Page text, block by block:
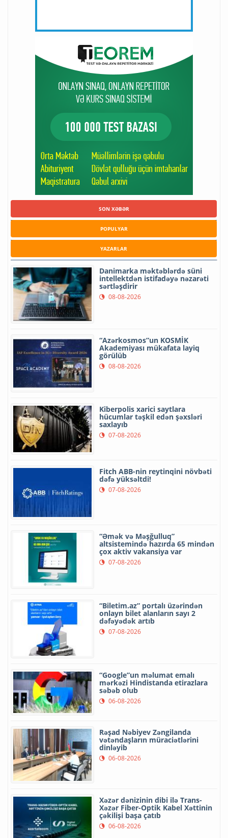
SON XƏBƏR
POPULYAR
YAZARLAR
Danimarka məktəblərdə süni
intellektdən istifadəyə nəzarəti
sərtləşdirir
08-08-2026
“Azərkosmos”un KOSMİK
Akademiyası mükafata layiq
görülüb
08-08-2026
Kiberpolis xarici saytlara
hücumlar təşkil edən şəxsləri
saxlayıb
07-08-2026
Fitch ABB-nin reytinqini növbəti
dəfə yüksəltdi!
07-08-2026
“Əmək və Məşğulluq”
altsistemində hazırda 65 mindən
çox aktiv vakansiya var
07-08-2026
“Biletim.az” portalı üzərindən
onlayn bilet alanların sayı 2
dəfəyədək artıb
07-08-2026
“Google”un məlumat emalı
mərkəzi Hindistanda etirazlara
səbəb olub
06-08-2026
Rəşad Nəbiyev Zəngilanda
vətəndaşların müraciətlərini
dinləyib
06-08-2026
Xəzər dənizinin dibi ilə Trans-
Xəzər Fiber-Optik Kabel Xəttinin
çəkilişi başa çatıb
06-08-2026